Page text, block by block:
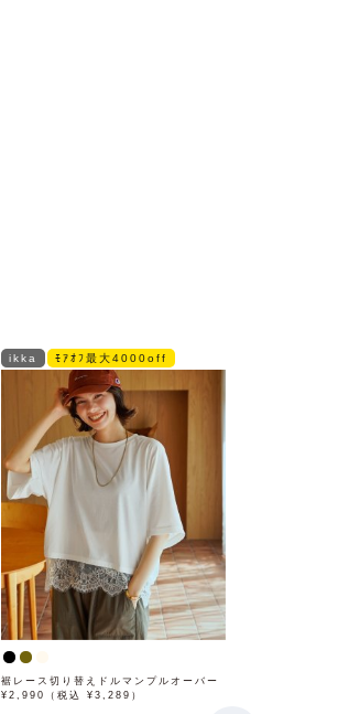
ikka ﾓｱｵﾌ最大4000off
裾レース切り替えドルマンプルオーバー
¥2,990（税込 ¥3,289）